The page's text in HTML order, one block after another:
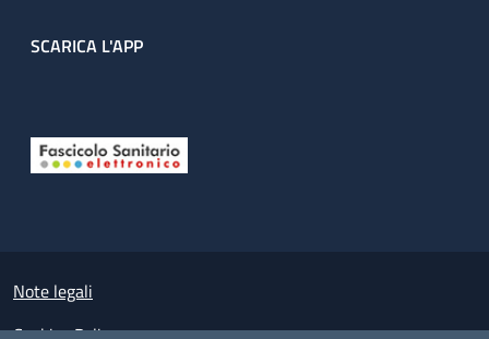
SCARICA L'APP
Small prints
Note legali